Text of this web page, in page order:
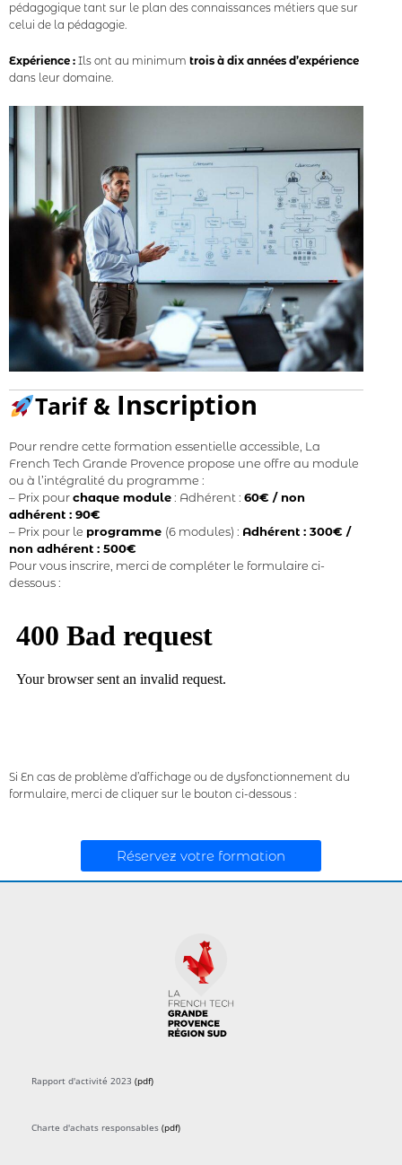
pédagogique tant sur le plan des connaissances métiers que sur
celui de la pédagogie.
Expérience : Ils ont au minimum trois à dix années d’expérience
dans leur domaine.
Tarif & Inscription
Pour rendre cette formation essentielle accessible, La
French Tech Grande Provence propose une offre au module
ou à l’intégralité du programme :
– Prix pourchaque module: Adhérent : 60€ / non
adhérent : 90€
– Prix pour le programme (6 modules) : Adhérent : 300€ /
non adhérent : 500€
Pour vous inscrire, merci de compléter le formulaire ci-
dessous :
Si En cas de problème d’affichage ou de dysfonctionnement du
formulaire, merci de cliquer sur le bouton ci-dessous :
Réservez votre formation
Rapport d'activité 2023 (pdf)
Charte d'achats responsables (pdf)